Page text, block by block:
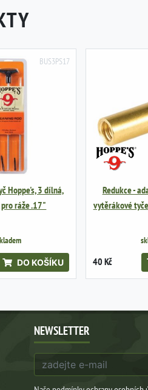
BUS3PS17
Hoppe's, 3 dílná,
ráže .17"
DO KOŠÍKU
Redukce -
vytěrákové
40 Kč
NEWSLETTER